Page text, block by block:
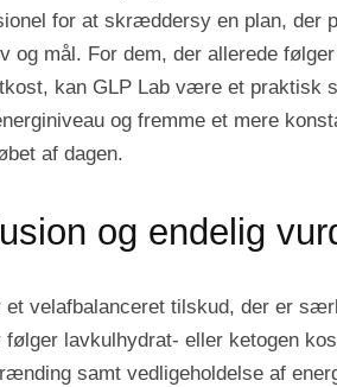
for at skræddersy en plan, der
og mål. For dem, der allerede
kan GLP Lab være et praktisk
og fremme et mere
af dagen.
og endelig
et velafbalanceret tilskud, der er
følger lavkulhydrat- eller ketogen
samt vedligeholdelse af